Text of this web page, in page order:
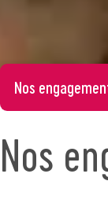
Nos
Nos